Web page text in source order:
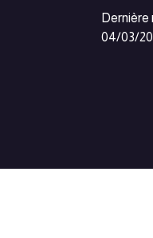
Dernière
04/03/